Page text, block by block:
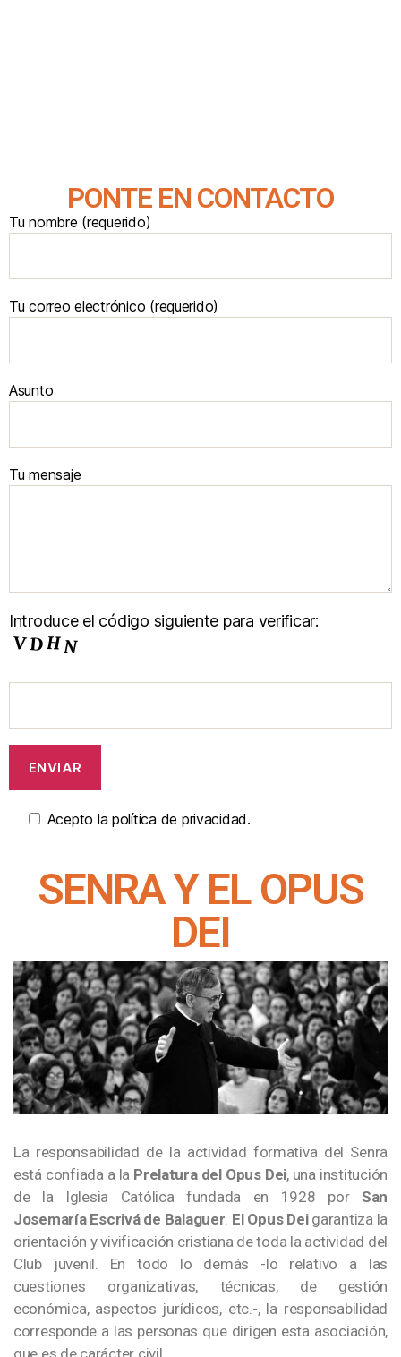
PONTE EN CONTACTO
Tu nombre (requerido)
Tu correo electrónico (requerido)
Asunto
Tu mensaje
Introduce el código siguiente para verificar:
Acepto la política de privacidad.
SENRA Y EL OPUS
DEI
La responsabilidad de la actividad formativa del Senra
está confiada a la Prelatura del Opus Dei, una institución
de la Iglesia Católica fundada en 1928 por San
Josemaría Escrivá de Balaguer El Opus Deigarantiza la
orientación y vivificación cristiana de toda la actividad del
Club juvenil. En todo lo demás -lo relativo a las
cuestiones organizativas, técnicas, de gestión
económica, aspectos jurídicos, etc.-, la responsabilidad
corresponde a las personas que dirigen esta asociación,
que es de carácter civil.